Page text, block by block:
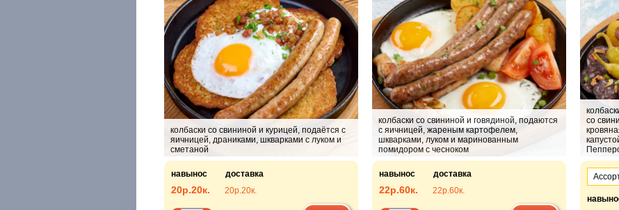
колбаски со свининой и курицей, подаётся с
яичницей, драниками, шкварками с луком и
сметаной
навынос доставка
20р.20к. 20р.20к.
колбаски со свининой и говядиной, подаются
с яичницей, жареным картофелем,
шкварками, луком и маринованным
помидором с чесноком
навынос доставка
22р.60к. 22р.60к.
со